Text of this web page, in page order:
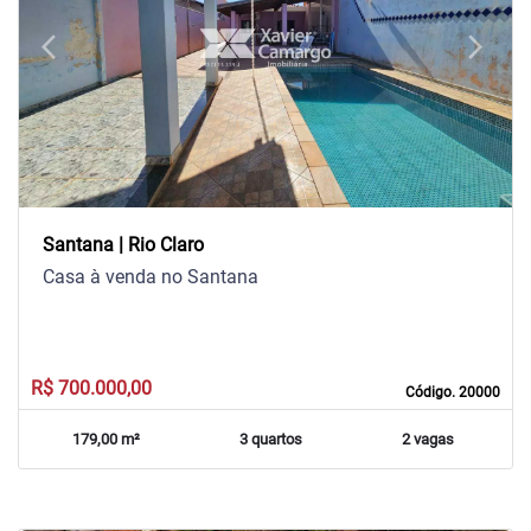
arrow_back_iosPrevious arrow_forward_iosNext
Santana | Rio Claro
Código. 20000
Casa à venda no Santana
R$ 700.000,00
179,00 m² 3 quartos 2 vagas